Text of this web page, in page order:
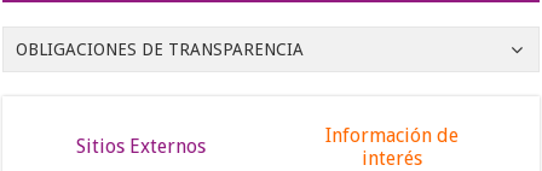
OBLIGACIONES DE TRANSPARENCIA
Sitios Externos
Información de
interés